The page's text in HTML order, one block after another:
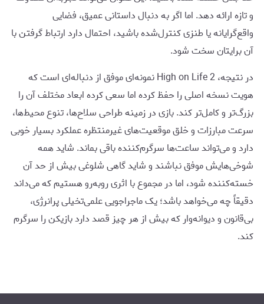
و تازه ارائه دهد. اما اگر به دنبال داستانی عمیق، فضایی
واقع‌گرایانه یا طنزی کنترل‌شده باشید، احتمال دارد ارتباط گرفتن با
آن برایتان سخت شود.
در نتیجه، High on Life 2 نمونه‌ای موفق از دنباله‌ای است که
هویت نسخه اصلی را حفظ کرده اما سعی کرده ابعاد مختلف آن را
بزرگ‌تر و کامل‌تر کند. بازی در زمینه طراحی سلاح‌ها، تنوع محیط‌ها،
سرعت مبارزات و خلق موقعیت‌های غیرمنتظره عملکرد بسیار خوبی
دارد و می‌تواند ساعت‌ها سرگرم‌کننده باقی بماند. شاید همه
شوخی‌هایش موفق نباشند و شاید گاهی شلوغی بیش از حد آن
خسته‌کننده شود، اما در مجموع با اثری روبه‌رو هستیم که می‌داند
دقیقاً چه می‌خواهد باشد؛ یک ماجراجویی علمی‌تخیلی پرانرژی،
بی‌قانون و دیوانه‌وار که بیش از هر چیز قصد دارد بازیکن را سرگرم
کند.